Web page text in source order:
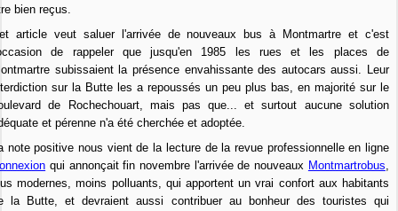
bien reçus.
article veut saluer l'arrivée de nouveaux bus à Montmartre et c'est
de rappeler que jusqu'en 1985 les rues et les places de
subissaient la présence envahissante des autocars aussi. Leur
sur la Butte les a repoussés un peu plus bas, en majorité sur le
de Rochechouart, mais pas que... et surtout aucune solution
et pérenne n'a été cherchée et adoptée.
note positive nous vient de la lecture de la revue professionnelle en ligne
qui annonçait fin novembre l'arrivée de nouveaux Montmartrobus,
modernes, moins polluants, qui apportent un vrai confort aux habitants
la Butte, et devraient aussi contribuer au bonheur des touristes qui